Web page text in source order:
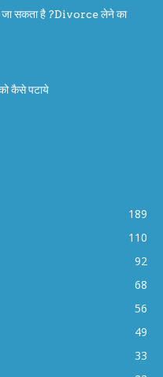
सकता है ?Divorce लेने का
कैसे पटाये
189
110
92
68
56
49
33